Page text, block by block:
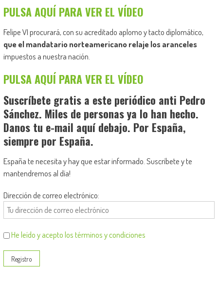
PULSA AQUÍ PARA VER EL VÍDEO
Felipe VI procurará, con su acreditado aplomo y tacto diplomático,
que el mandatario norteamericano relaje los aranceles
impuestos a nuestra nación.
PULSA AQUÍ PARA VER EL VÍDEO
Suscríbete gratis a este periódico anti Pedro
Sánchez. Miles de personas ya lo han hecho.
Danos tu e-mail aquí debajo. Por España,
siempre por España.
España te necesita y hay que estar informado. Suscríbete y te
mantendremos al día!
Dirección de correo electrónico:
He leído y acepto los términos y condiciones